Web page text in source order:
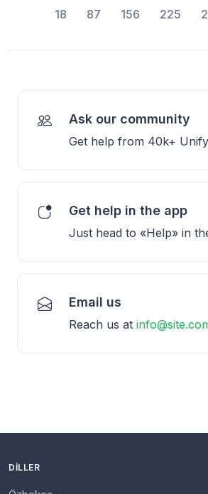
18 87 156 225
Ask our community
Get help from 40k+
Get help in the app
Just head to «Help» in
Email us
Reach us at
DILLER